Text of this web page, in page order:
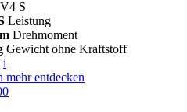
S
Leistung
Drehmoment
Gewicht ohne Kraftstoff
i
mehr entdecken